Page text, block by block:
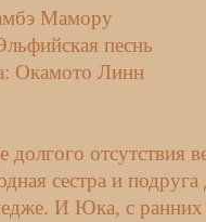
Мамору
песнь
Окамото Линн
отсутствия
сестра и
И Юка, с